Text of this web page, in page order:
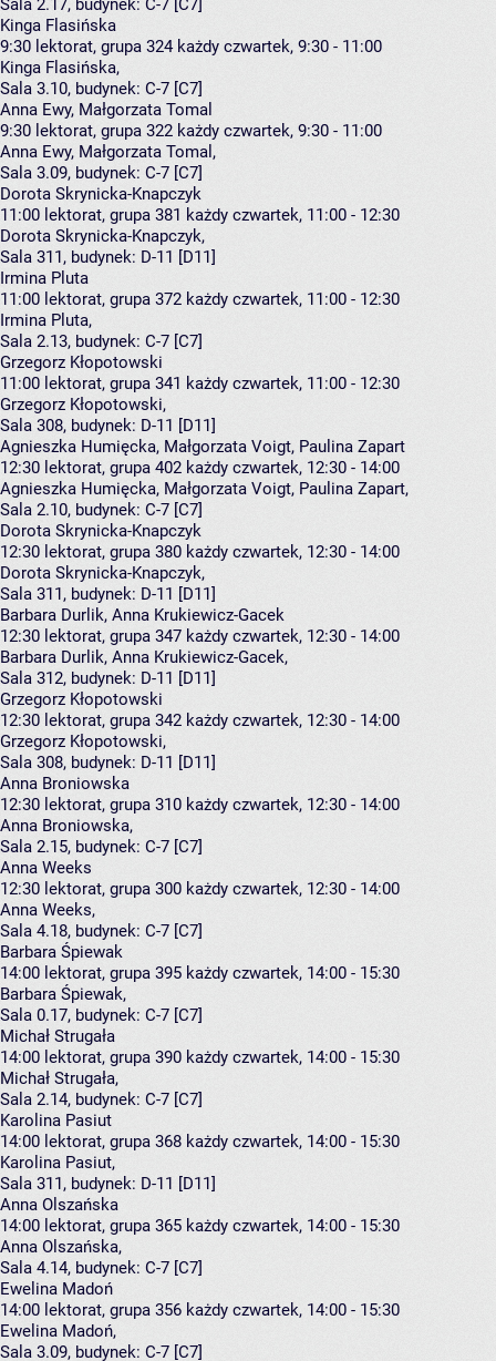
Sala 2.17, budynek: C-7 [C7]
Kinga Flasińska
9:30 lektorat, grupa 324 każdy czwartek, 9:30 - 11:00
Kinga Flasińska,
Sala 3.10, budynek: C-7 [C7]
Anna Ewy, Małgorzata Tomal
9:30 lektorat, grupa 322 każdy czwartek, 9:30 - 11:00
Anna Ewy, Małgorzata Tomal ,
Sala 3.09, budynek: C-7 [C7]
Dorota Skrynicka-Knapczyk
11:00 lektorat, grupa 381 każdy czwartek, 11:00 - 12:30
Dorota Skrynicka-Knapczyk,
Sala 311, budynek: D-11 [D11]
Irmina Pluta
11:00 lektorat, grupa 372 każdy czwartek, 11:00 - 12:30
Irmina Pluta,
Sala 2.13, budynek: C-7 [C7]
Grzegorz Kłopotowski
11:00 lektorat, grupa 341 każdy czwartek, 11:00 - 12:30
Grzegorz Kłopotowski,
Sala 308, budynek: D-11 [D11]
Agnieszka Humięcka, Małgorzata Voigt, Paulina Zapart
12:30 lektorat, grupa 402 każdy czwartek, 12:30 - 14:00
Agnieszka Humięcka, Małgorzata Voigt, Paulina Zapart,
Sala 2.10, budynek: C-7 [C7]
Dorota Skrynicka-Knapczyk
12:30 lektorat, grupa 380 każdy czwartek, 12:30 - 14:00
Dorota Skrynicka-Knapczyk,
Sala 311, budynek: D-11 [D11]
Barbara Durlik, Anna Krukiewicz-Gacek
12:30 lektorat, grupa 347 każdy czwartek, 12:30 - 14:00
Barbara Durlik, Anna Krukiewicz-Gacek,
Sala 312, budynek: D-11 [D11]
Grzegorz Kłopotowski
12:30 lektorat, grupa 342 każdy czwartek, 12:30 - 14:00
Grzegorz Kłopotowski,
Sala 308, budynek: D-11 [D11]
Anna Broniowska
12:30 lektorat, grupa 310 każdy czwartek, 12:30 - 14:00
Anna Broniowska,
Sala 2.15, budynek: C-7 [C7]
Anna Weeks
12:30 lektorat, grupa 300 każdy czwartek, 12:30 - 14:00
Anna Weeks,
Sala 4.18, budynek: C-7 [C7]
Barbara Śpiewak
14:00 lektorat, grupa 395 każdy czwartek, 14:00 - 15:30
Barbara Śpiewak,
Sala 0.17, budynek: C-7 [C7]
Michał Strugała
14:00 lektorat, grupa 390 każdy czwartek, 14:00 - 15:30
Michał Strugała,
Sala 2.14, budynek: C-7 [C7]
Karolina Pasiut
14:00 lektorat, grupa 368 każdy czwartek, 14:00 - 15:30
Karolina Pasiut,
Sala 311, budynek: D-11 [D11]
Anna Olszańska
14:00 lektorat, grupa 365 każdy czwartek, 14:00 - 15:30
Anna Olszańska,
Sala 4.14, budynek: C-7 [C7]
Ewelina Madoń
14:00 lektorat, grupa 356 każdy czwartek, 14:00 - 15:30
Ewelina Madoń,
Sala 3.09, budynek: C-7 [C7]